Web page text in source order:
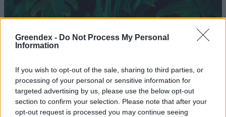
Greendex - Do Not Process My Personal
Information
If you wish to opt-out of the sale, sharing to third parties, or
processing of your personal or sensitive information for
targeted advertising by us, please use the below opt-out
section to confirm your selection. Please note that after your
opt-out request is processed you may continue seeing